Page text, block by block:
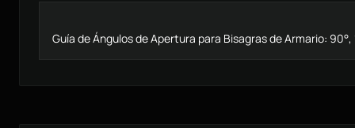
Guía de Ángulos de Apertura para Bisagras de Armario: 90°,